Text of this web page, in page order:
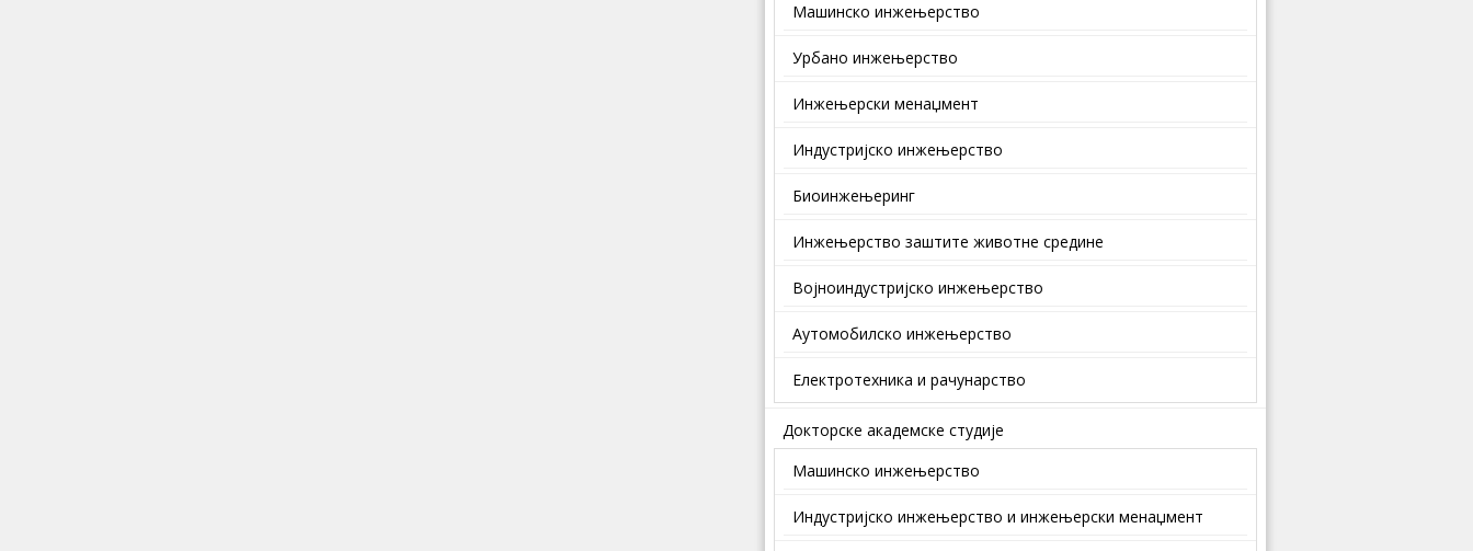
Машинско инжењерство
Урбано инжењерство
Инжењерски менаџмент
Индустријско инжењерство
Биоинжењеринг
Инжењерство заштите животне средине
Војноиндустријско инжењерство
Аутомобилско инжењерство
Електротехника и рачунарство
Докторске академске студије
Mашинско инжењерство
Индустријско инжењерство и инжењерски менаџмент